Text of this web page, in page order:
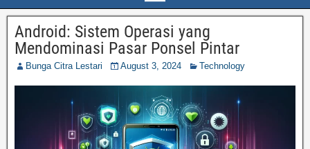
Android: Sistem Operasi yang
Mendominasi Pasar Ponsel Pintar
Bunga Citra Lestari August 3, 2024 Technology